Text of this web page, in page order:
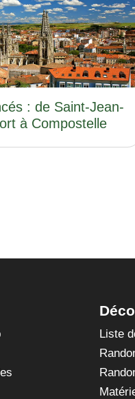
: de Saint-Jean-
à Compostelle
Liste